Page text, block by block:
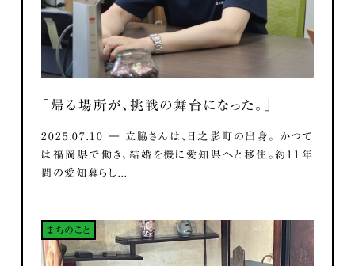
「帰る場所が、挑戦の舞台になった。」
2025.07.10 ― 立脇さんは、日之影町の出身。 かつて
は福岡県で働き、結婚を機に愛知県へと移住。約11年
間の愛知暮らし...
まちのこと